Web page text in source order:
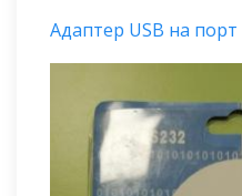
Адаптер USB на порт